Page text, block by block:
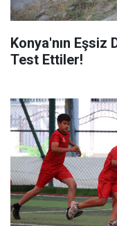
Konya'nın Eşsiz
Test Ettiler!